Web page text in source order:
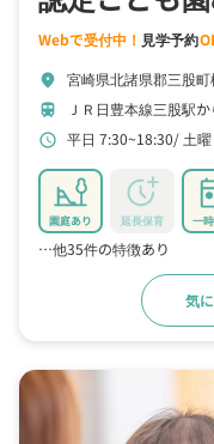
Webで受付中！ 見学予約
location_on 宮崎県北諸県郡三股
train ＪＲ日豊本線三股駅
schedule 平日 7:30~18:30 土
園庭あり 延長保育 一
…他35件の特徴あり
気